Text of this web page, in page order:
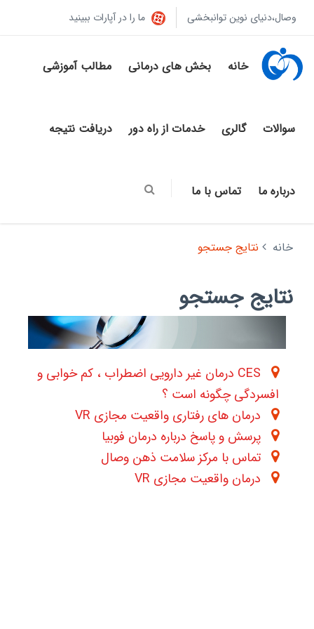
وصال،دنیای نوین توانبخشی ما را در آپارات ببینید
خانه بخش های درمانی مطالب آموزشی
سوالات گالری خدمات از راه دور دریافت نتیجه
درباره ما تماس با ما
خانه نتایج جستجو
نتایج جستجو
CES درمان غیر دارویی اضطراب ، کم خوابی و
افسردگی چگونه است ؟
درمان های رفتاری واقعیت مجازی VR
پرسش و پاسخ درباره درمان فوبیا
تماس با مرکز سلامت ذهن وصال
درمان واقعیت مجازی VR